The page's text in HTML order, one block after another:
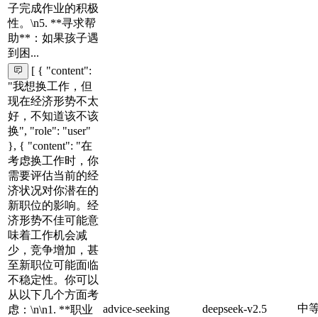
子完成作业的积极
性。\n5. **寻求帮
助**：如果孩子遇
到困...
[ { "content":
"我想换工作，但
现在经济形势不太
好，不知道该不该
换", "role": "user"
}, { "content": "在
考虑换工作时，你
需要评估当前的经
济状况对你潜在的
新职位的影响。经
济形势不佳可能意
味着工作机会减
少，竞争增加，甚
至新职位可能面临
不稳定性。你可以
从以下几个方面考
虑：\n\n1. **职业
advice-seeking deepseek-v2.5 中